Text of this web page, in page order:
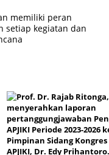
memiliki peran
setiap kegiatan dan